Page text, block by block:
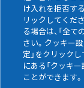
ご利用
け入れを拒否す
リックしてくだ
る場合は、「全
さい。クッキー
定」をクリック
にある「クッキ
ことができます。